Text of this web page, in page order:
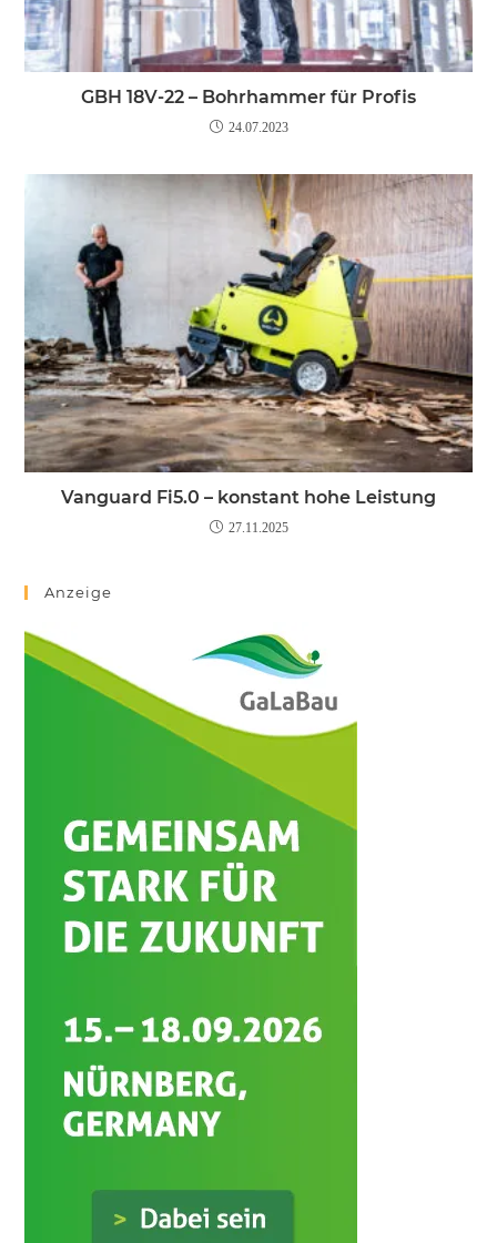
GBH 18V-22 – Bohrhammer für Profis
24.07.2023
Vanguard Fi5.0 – konstant hohe Leistung
27.11.2025
Anzeige